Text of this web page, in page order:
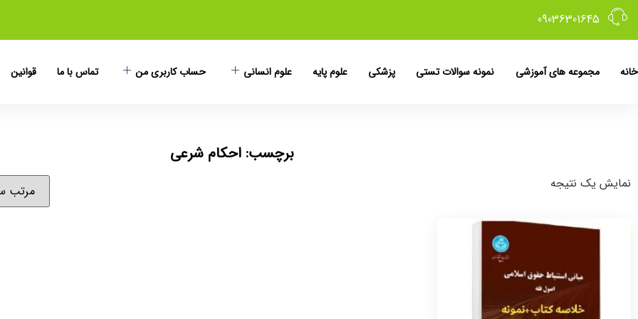
09036301645
خانه مجموعه های آموزشی نمونه سوالات تستی پزشکی علوم پایه علوم انسانی حساب کاربری من تماس با ما قوانین
برچسب: احکام شرعی
نمایش یک نتیجه